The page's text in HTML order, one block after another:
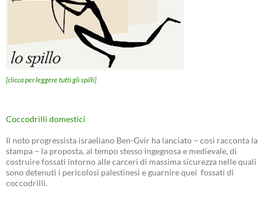
[clicca per leggere tutti gli spilli]
Coccodrilli domestici
Il noto progressista israeliano Ben-Gvir ha lanciato – così racconta la
stampa – la proposta, al tempo stesso ingegnosa e medievale, di
costruire fossati intorno alle carceri di massima sicurezza nelle quali
sono detenuti i pericolosi palestinesi e guarnire quei fossati di
coccodrilli.